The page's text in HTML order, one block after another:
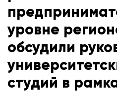
уровне
обсудили
студий в